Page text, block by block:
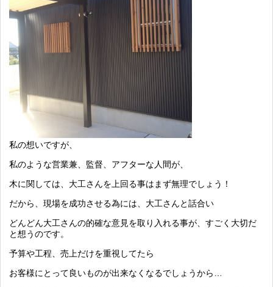
私の想いですが、
私のような営業兼、監督、アフターな人間が、
木に関しては、大工さんを上回る事はまず無理でしょう！
だから、現場を成功させる為には、大工さんと話合い
どんどん大工さんの的確な意見を取り入れる事が、すごく大切だ
と想うのです。
予算や工程、売上だけを重視してたら
お客様にとって良いものが出来なくなるでしょうから…